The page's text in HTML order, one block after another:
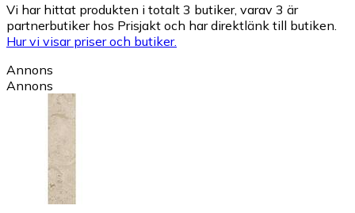
Vi har hittat produkten i totalt 3 butiker, varav 3 är
partnerbutiker hos Prisjakt och har direktlänk till butiken.
Hur vi visar priser och butiker.
Annons
Annons